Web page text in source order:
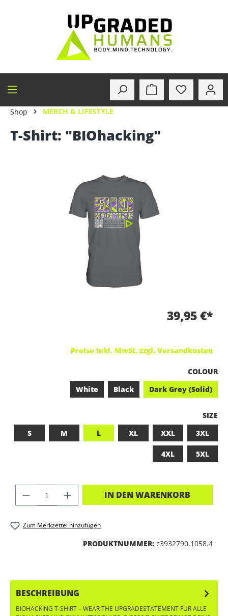
Shop MERCH & LIFESTYLE
T-Shirt: "BIOhacking"
Bildergalerie überspringen
39,95 €*
Preise inkl. MwSt. zzgl. Versandkosten
COLOUR
White
Black Dark Grey (Solid)
SIZE
S
M L XL XXL 3XL
4XL 5XL
PRODUKT ANZAHL: GIB DEN
IN DEN WARENKORB
Zum Merkzettel hinzufügen
PRODUKTNUMMER: c3932790.1058.4
BESCHREIBUNG
BIOHACKING T-SHIRT – WEAR THE UPGRADESTATEMENT FÜR ALLE